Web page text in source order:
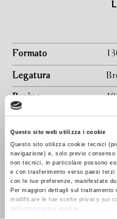
Questo sito web utilizza i cookie
Questo sito utilizza cookie tecnici
navigazione) e, solo previo
non tecnici, in particolare possono
e con trasferimento verso paesi
con le tue preferenze, manifestate
Per maggiori dettagli sul trattamento
modificare le tue scelte privacy sui
dell’
informativa cookie
atomica”, ma si serve
per indagare un
contribuire a
dell’incesto. Questa
Grandelis, arricchita
scrittura.
Formato
Legatura
Pagine
In libreria da
Ebook
Isbn
Curatore